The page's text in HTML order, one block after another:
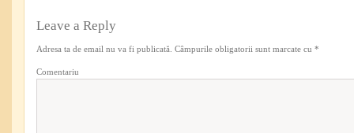
Leave a Reply
Adresa ta de email nu va fi publicată. Câmpurile obligatorii sunt marcate cu *
Comentariu